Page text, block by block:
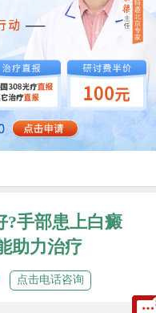
?手部患上白癜
助力治疗
点击电话咨询